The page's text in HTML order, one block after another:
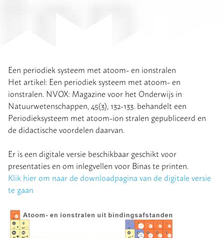
Een periodiek systeem met atoom- en ionstralen
Het artikel: Een periodiek systeem met atoom- en
ionstralen. NVOX: Magazine voor het Onderwijs in
Natuurwetenschappen, 45(3), 132-133. behandelt een
Periodieksysteem met atoom-ion stralen gepubliceerd en
de didactische voordelen daarvan.
Er is een digitale versie beschikbaar geschikt voor
presentaties en om inlegvellen voor Binas te printen.
Klik hier om naar de downloadpagina van de digitale versie
te gaan